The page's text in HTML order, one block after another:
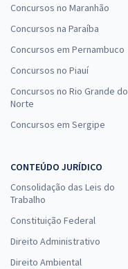
Concursos no Maranhão
Concursos na Paraíba
Concursos em Pernambuco
Concursos no Piauí
Concursos no Rio Grande do
Norte
Concursos em Sergipe
CONTEÚDO JURÍDICO
Consolidação das Leis do
Trabalho
Constituição Federal
Direito Administrativo
Direito Ambiental